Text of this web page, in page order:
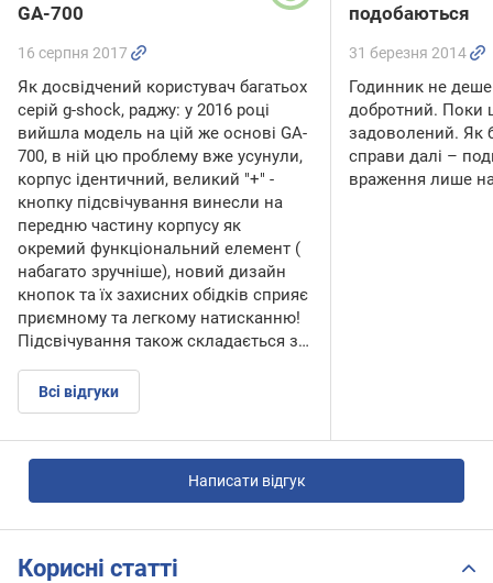
GA-700
16 серпня 2017
Як досвідчений користувач багатьох
серій g-shock, раджу: у 2016 році
вийшла модель на цій же основі GA-
700, в ній цю проблему вже усунули,
корпус ідентичний, великий "+" -
кнопку підсвічування винесли на
передню частину корпусу як
окремий функціональний елемент (
набагато зручніше), новий дизайн
кнопок та їх захисних обідків сприяє
приємному та легкому натисканню!
Підсвічування також складається з…
Всі відгуки
подобаються
31 березня 2014
Годинник не
добротний. Поки
задоволений. Як
справи далі –
враження лише
Написати відгук
Корисні статті